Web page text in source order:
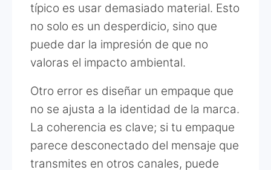
típico es usar demasiado material. Esto
no solo es un desperdicio, sino que
puede dar la impresión de que no
valoras el impacto ambiental.
Otro error es diseñar un empaque que
no se ajusta a la identidad de la marca.
La coherencia es clave; si tu empaque
parece desconectado del mensaje que
transmites en otros canales, puede